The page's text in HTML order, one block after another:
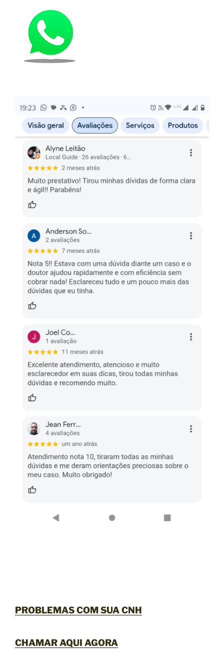
PROBLEMAS COM SUA CNH
CHAMAR AQUI AGORA